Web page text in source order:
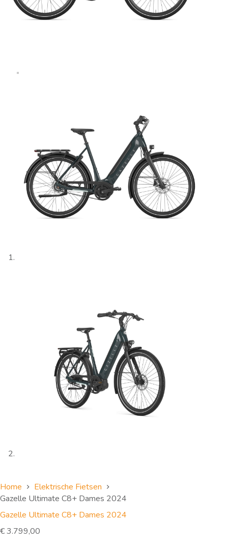
Home
Elektrische Fietsen
Gazelle Ultimate C8+ Dames 2024
Gazelle Ultimate C8+ Dames 2024
€3.799,00